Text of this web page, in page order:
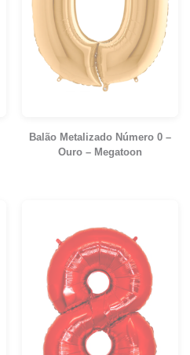
Balão Metalizado Número 0 –
Ouro – Megatoon